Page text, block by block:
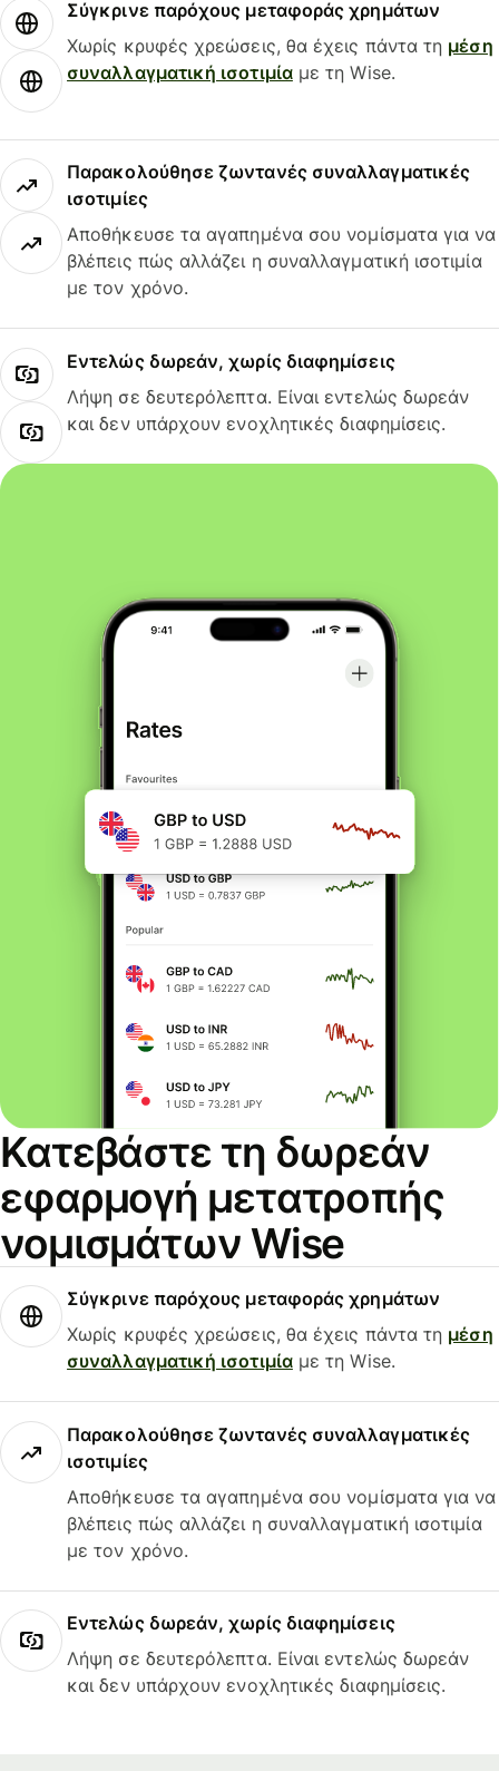
Σύγκρινε παρόχους μεταφοράς χρημάτων
Χωρίς κρυφές χρεώσεις, θα έχεις πάντα τη μέση
συναλλαγματική ισοτιμίαμε τη Wise.
Παρακολούθησε ζωντανές συναλλαγματικές
ισοτιμίες
Αποθήκευσε τα αγαπημένα σου νομίσματα για να
βλέπεις πώς αλλάζει η συναλλαγματική ισοτιμία
με τον χρόνο.
Εντελώς δωρεάν, χωρίς διαφημίσεις
Λήψη σε δευτερόλεπτα. Είναι εντελώς δωρεάν
και δεν υπάρχουν ενοχλητικές διαφημίσεις.
Κατεβάστε τη δωρεάν
εφαρμογή μετατροπής
νομισμάτων Wise
Σύγκρινε παρόχους μεταφοράς χρημάτων
Χωρίς κρυφές χρεώσεις, θα έχεις πάντα τη μέση
συναλλαγματική ισοτιμίαμε τη Wise.
Παρακολούθησε ζωντανές συναλλαγματικές
ισοτιμίες
Αποθήκευσε τα αγαπημένα σου νομίσματα για να
βλέπεις πώς αλλάζει η συναλλαγματική ισοτιμία
με τον χρόνο.
Εντελώς δωρεάν, χωρίς διαφημίσεις
Λήψη σε δευτερόλεπτα. Είναι εντελώς δωρεάν
και δεν υπάρχουν ενοχλητικές διαφημίσεις.